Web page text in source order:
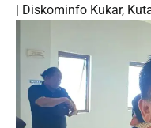
Diskominfo Kukar,